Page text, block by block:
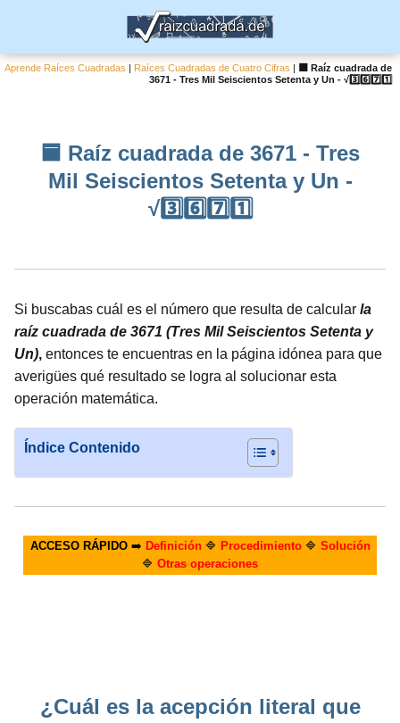
Aprende Raíces Cuadradas | Raíces Cuadradas de Cuatro Cifras |
🟦 Raíz cuadrada de
3671 - Tres Mil Seiscientos Setenta y Un - √3️⃣6️⃣7️⃣1️⃣
🟦 Raíz cuadrada de 3671 - Tres
Mil Seiscientos Setenta y Un -
√3️⃣6️⃣7️⃣1️⃣
Si buscabas cuál es el número que resulta de calcular la
raíz cuadrada de 3671 (Tres Mil Seiscientos Setenta y
Un), entonces te encuentras en la página idónea para que
averigües qué resultado se logra al solucionar esta
operación matemática.
Índice Contenido
ACCESO RÁPIDO➡️ Definición🔷 Procedimiento🔷 Solución
🔷 Otras operaciones
¿Cuál es la acepción literal que